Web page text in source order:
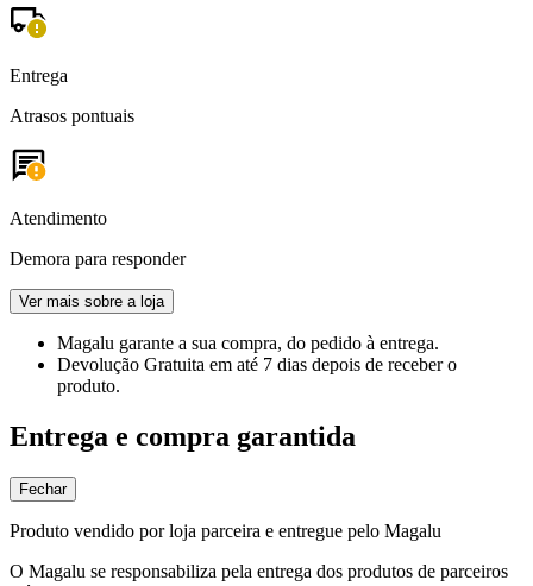
Entrega
Atrasos pontuais
Atendimento
Demora para responder
Ver mais sobre a loja
Magalu garante a sua compra, do pedido à entrega.
Devolução Gratuita em até 7 dias depois de receber o
produto.
Entrega e compra garantida
Fechar
Produto vendido por loja parceira e entregue pelo Magalu
O Magalu se responsabiliza pela entrega dos produtos de parceiros